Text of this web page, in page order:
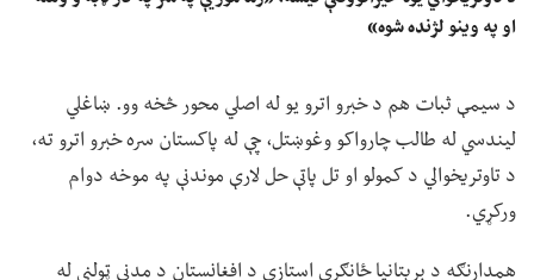
او په وینو لژنده شوه»
د سیمې ثبات هم د خبرو اترو یو له اصلي محور څخه وو. ښاغلي
لیندسي له طالب چارواکو وغوښتل، چې له پاکستان سره خبرو اترو ته،
د تاوتریخوالي د کمولو او تل پاتې حل لارې موندنې په موخه دوام
ورکړي.
همدارنګه د برېتانیا ځانګړي استازي د افغانستان د مدني ټولنې له